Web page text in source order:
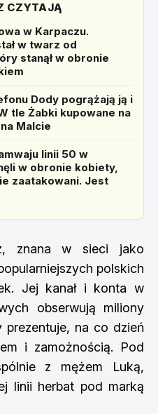
CZYTAJĄ
w Karpaczu.
w twarz od
stanął w obronie
Dody pogrążają ją i
tle Żabki kupowane na
Malcie
linii 50 w
w obronie kobiety,
zaatakowani. Jest
znana w sieci jako
polskich
Jej kanał i konta w
obserwują miliony
na co dzień
i zamożnością. Pod
z mężem Luką,
linii herbat pod marką